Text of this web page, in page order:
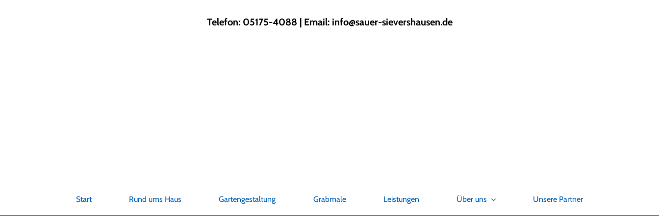
Telefon: 05175-4088 | Email: info@sauer-sievershausen.de
Start Rund ums Haus Gartengestaltung Grabmale Leistungen Über uns Unsere Partner